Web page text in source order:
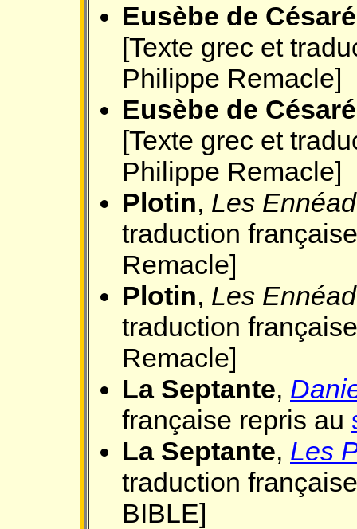
Eusèbe de
[Texte grec et
Philippe Remacle]
Eusèbe de
[Texte grec et
Philippe Remacle]
Plotin, Les
traduction
Remacle]
Plotin, Les
traduction
Remacle]
La Septante,
française repris au
La Septante, Les
traduction
BIBLE]